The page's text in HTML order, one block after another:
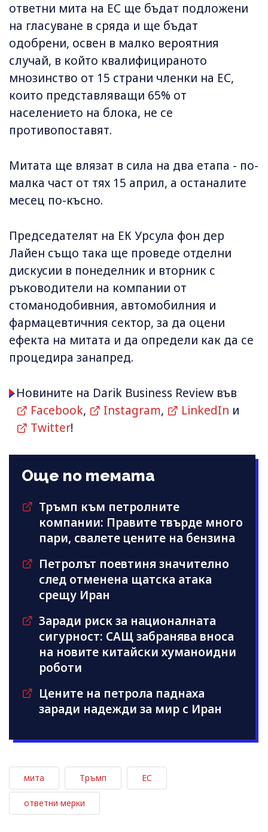
ответни мита на ЕС ще бъдат подложени
на гласуване в сряда и ще бъдат
одобрени, освен в малко вероятния
случай, в който квалифицираното
мнозинство от 15 страни членки на ЕС,
които представляващи 65% от
населението на блока, не се
противопоставят.
Митата ще влязат в сила на два етапа - по-
малка част от тях 15 април, а останалите
месец по-късно.
Председателят на ЕК Урсула фон дер
Лайен също така ще проведе отделни
дискусии в понеделник и вторник с
ръководители на компании от
стоманодобивния, автомобилния и
фармацевтичния сектор, за да оцени
ефекта на митата и да определи как да се
процедира занапред.
Новините на Darik Business Review във
Facebook, Instagram, LinkedIn и
Twitter!
Още по темата
Тръмп към петролните
компании: Правите твърде много
пари, свалете цените на бензина
Петролът поевтиня значително
след отменена щатска атака
срещу Иран
Заради риск за националната
сигурност: САЩ забранява вноса
на новите китайски хуманоидни
роботи
Цените на петрола паднаха
заради надежди за мир с Иран
мита Тръмп ЕС
ответни мерки